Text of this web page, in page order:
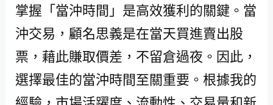
掌握「當沖時間」是高效獲利的關鍵。當
沖交易，顧名思義是在當天買進賣出股
票，藉此賺取價差，不留倉過夜。因此，
選擇最佳的當沖時間至關重要。根據我的